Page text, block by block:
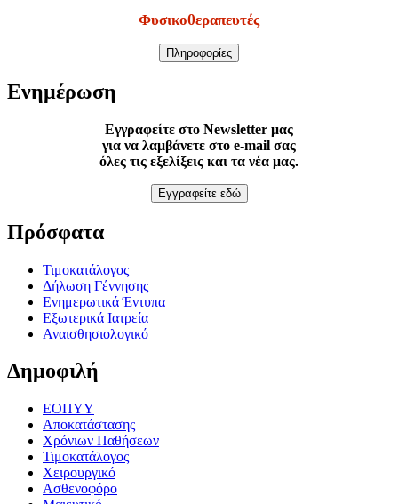
Φυσικοθεραπευτές
Πληροφορίες
Ενημέρωση
Εγγραφείτε στο Newsletter μας
για να λαμβάνετε στο e-mail σας
όλες τις εξελίξεις και τα νέα μας.
Εγγραφείτε εδώ
Πρόσφατα
Τιμοκατάλογος
Δήλωση Γέννησης
Ενημερωτικά Έντυπα
Εξωτερικά Ιατρεία
Αναισθησιολογικό
Δημοφιλή
ΕΟΠΥΥ
Αποκατάστασης
Χρόνιων Παθήσεων
Τιμοκατάλογος
Χειρουργικό
Ασθενοφόρο